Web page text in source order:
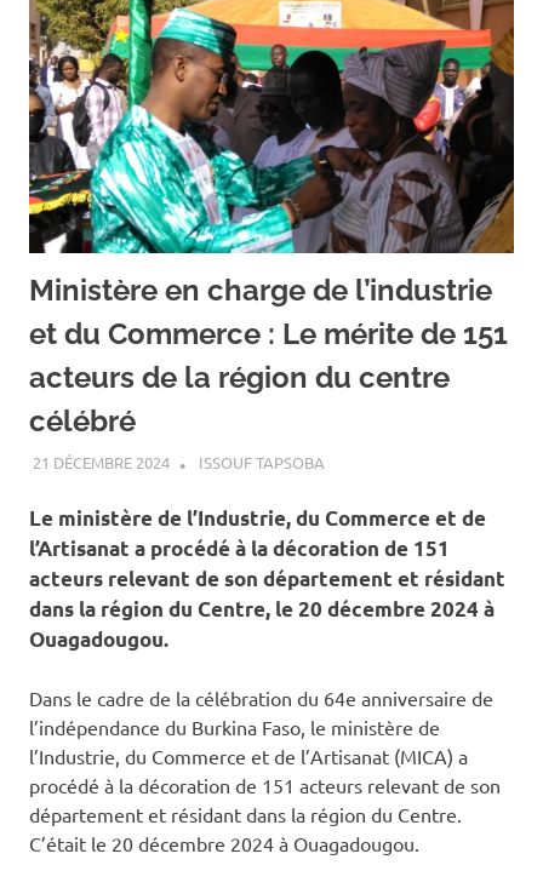
Ministère en charge de l’industrie
et du Commerce : Le mérite de 151
acteurs de la région du centre
célébré
21 DÉCEMBRE 2024 ISSOUF TAPSOBA
Le ministère de l’Industrie, du Commerce et de
l’Artisanat a procédé à la décoration de 151
acteurs relevant de son département et résidant
dans la région du Centre, le 20 décembre 2024 à
Ouagadougou.
Dans le cadre de la célébration du 64e anniversaire de
l’indépendance du Burkina Faso, le ministère de
l’Industrie, du Commerce et de l’Artisanat (MICA) a
procédé à la décoration de 151 acteurs relevant de son
département et résidant dans la région du Centre.
C’était le 20 décembre 2024 à Ouagadougou.